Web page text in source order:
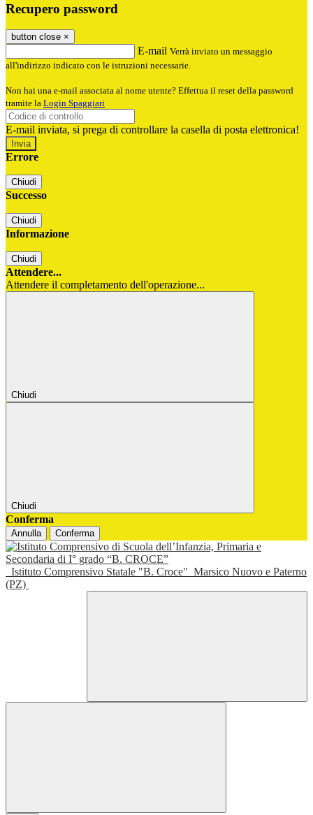
Recupero password
button close ×
E-mail Verrà inviato un messaggio
all'indirizzo indicato con le istruzioni necessarie.
Non hai una e-mail associata al nome utente? Effettua il reset della password
tramite la Login Spaggiari
E-mail inviata, si prega di controllare la casella di posta elettronica!
Errore
Chiudi
Successo
Chiudi
Informazione
Chiudi
Attendere...
Attendere il completamento dell'operazione...
Chiudi
Chiudi
Conferma
Annulla Conferma
Istituto Comprensivo Statale "B. Croce" Marsico Nuovo e Paterno
(PZ)